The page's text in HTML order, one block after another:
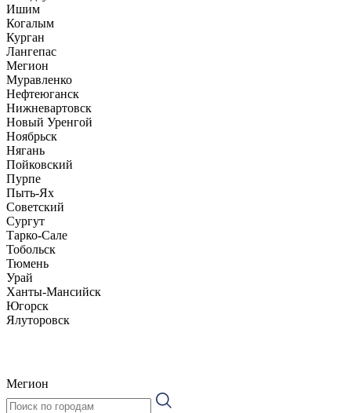
Ишим
Когалым
Курган
Лангепас
Мегион
Муравленко
Нефтеюганск
Нижневартовск
Новый Уренгой
Ноябрьск
Нягань
Пойковский
Пурпе
Пыть-Ях
Советский
Сургут
Тарко-Сале
Тобольск
Тюмень
Урай
Ханты-Мансийск
Югорск
Ялуторовск
Мегион